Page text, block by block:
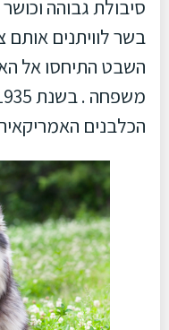
סיבולת גבוהה וכושר
בשר לוויתנים אותם
השבט התיחסו אל
הכלבנים האמריקאית.